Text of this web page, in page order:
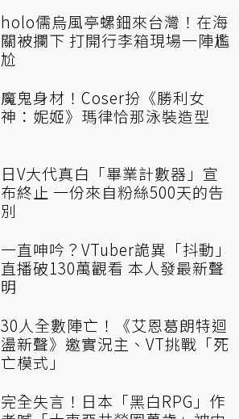
holo儒烏風亭螺鈿來台灣！在海
關被攔下 打開行李箱現場一陣尷
尬
魔鬼身材！Coser扮《勝利女
神：妮姬》瑪律恰那泳裝造型
日V大代真白「畢業計數器」宣
布終止 一份來自粉絲500天的告
別
一直呻吟？VTuber詭異「抖動」
直播破130萬觀看 本人發最新聲
明
30人全數陣亡！《艾恩葛朗特迴
盪新聲》邀實況主、VT挑戰「死
亡模式」
完全失言！日本「黑白RPG」作